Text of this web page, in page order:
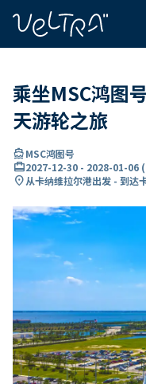
乘坐MSC鸿图
天游轮之旅
directions_boatMSC鸿图号
card_travel2027-12-30 - 2028-01-06 (
location_on从卡纳维拉尔港出发 - 到达